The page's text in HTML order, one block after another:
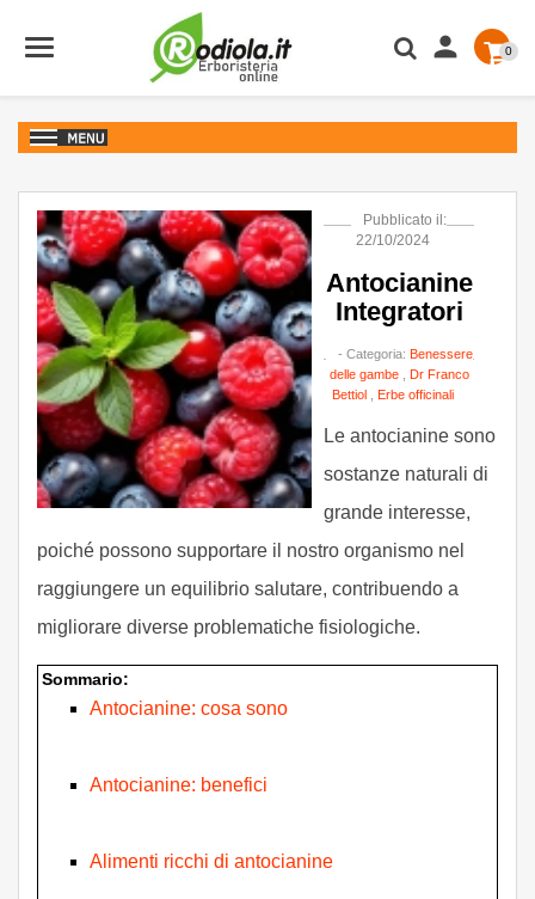
 0
Pubblicato il:
22/10/2024
Antocianine
Integratori
- Categoria: Benessere
delle gambe, Dr Franco
Bettiol
Erbe officinali
Le antocianine sono
sostanze naturali di
grande interesse,
poiché possono supportare il nostro organismo nel
raggiungere un equilibrio salutare, contribuendo a
migliorare diverse problematiche fisiologiche.
Sommario:
Antocianine: cosa sono
Antocianine: benefici
Alimenti ricchi di antocianine